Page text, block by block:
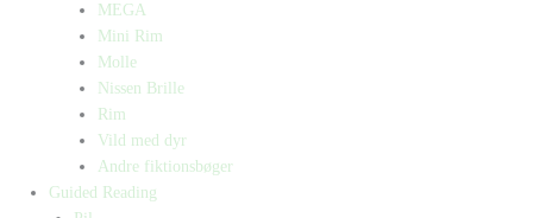
MEGA
Mini Rim
Molle
Nissen Brille
Rim
Vild med dyr
Andre fiktionsbøger
Guided Reading